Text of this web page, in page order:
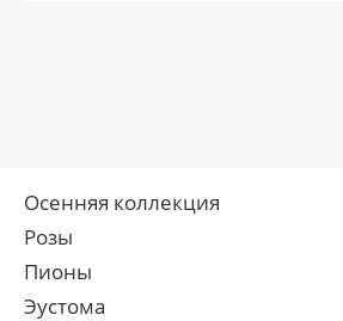
Осенняя коллекция
Розы
Пионы
Эустома